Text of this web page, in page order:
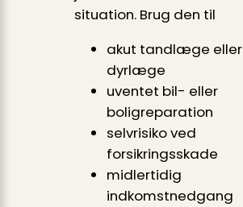
situation. Brug den til
akut tandlæge eller
dyrlæge
uventet bil- eller
boligreparation
selvrisiko ved
forsikringsskade
midlertidig
indkomstnedgang